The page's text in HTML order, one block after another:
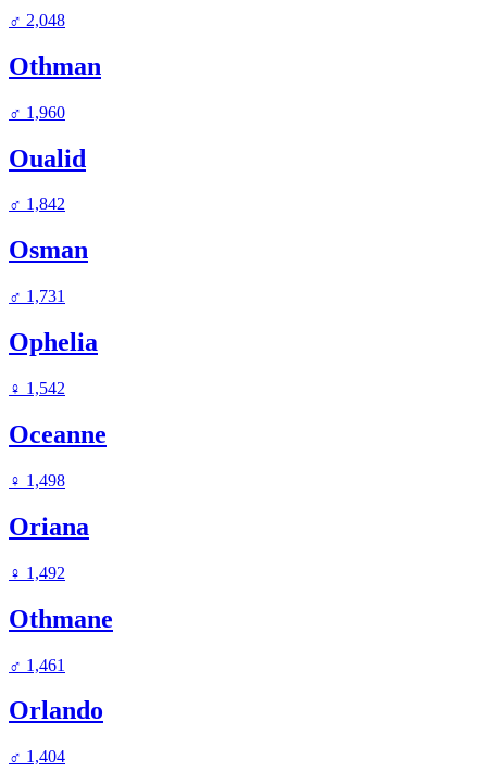
♂ 2,048
Othman
♂ 1,960
Oualid
♂ 1,842
Osman
♂ 1,731
Ophelia
♀ 1,542
Oceanne
♀ 1,498
Oriana
♀ 1,492
Othmane
♂ 1,461
Orlando
♂ 1,404